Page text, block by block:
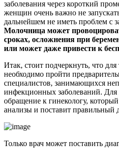
заболевания через короткий
женщин очень важно не
дальнейшем не иметь проблем с
Молочница может
сроках, осложнения при
или может даже привести к
Итак, стоит подчеркнуть, что
необходимо пройти
специалистов, занимающихся
инфекционных заболеваний.
обращение к гинекологу,
анализы и поставит правильный
Только врач может поставить